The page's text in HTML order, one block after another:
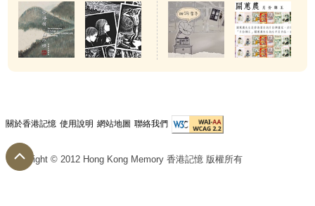
關於香港記憶 使用說明 網站地圖 聯絡我們
Copyright © 2012 Hong Kong Memory 香港記憶 版權所有